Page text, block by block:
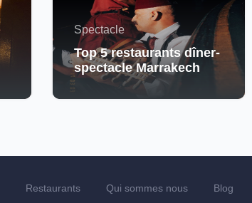
Spectacle
Top 5 restaurants dîner-
spectacle Marrakech
Restaurants Qui sommes nous Blog